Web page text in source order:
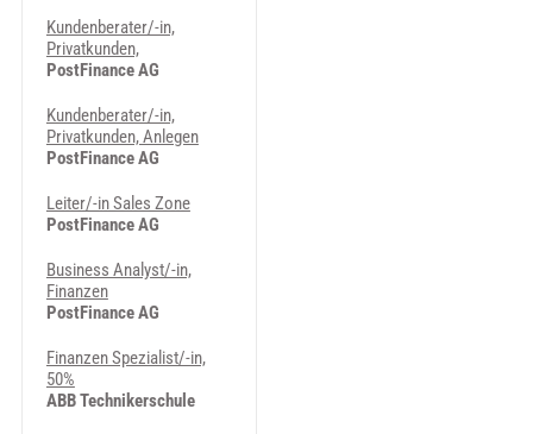
Kundenberater/-in,
Privatkunden,
PostFinance AG
Kundenberater/-in,
Privatkunden, Anlegen
PostFinance AG
Leiter/-in Sales Zone
PostFinance AG
Business Analyst/-in,
Finanzen
PostFinance AG
Finanzen Spezialist/-in,
50%
ABB Technikerschule